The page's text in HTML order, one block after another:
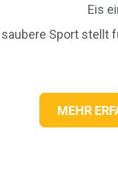
Eis
Sport stellt
MEHR